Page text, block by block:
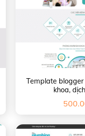
Template
khoa,